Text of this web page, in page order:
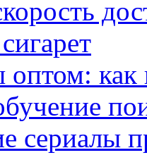
оптом:
сериалы